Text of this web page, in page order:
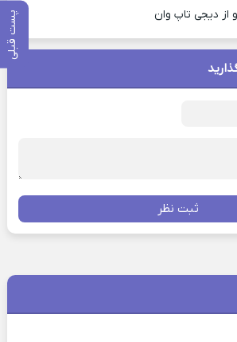
پست قبلی
از ديجی تاپ وان
ثبت نظر